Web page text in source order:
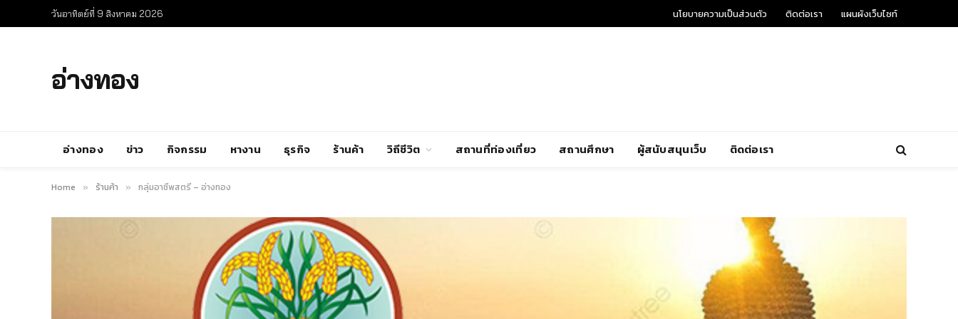
วันอาทิตย์ที่ 9 สิงหาคม 2026 นโยบายความเป็นส่วนตัว ติดต่อเรา แผนผังเว็บไซท์
อ่างทอง
อ่างทอง ข่าว กิจกรรม หางาน ธุรกิจ ร้านค้า วิถีชีวิต สถานที่ท่องเที่ยว สถานศึกษา ผู้สนับสนุนเว็บ ติดต่อเรา
Home » ร้านค้า » กลุ่มอาชีพสตรี – อ่างทอง